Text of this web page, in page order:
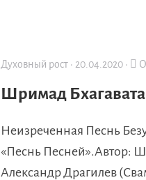
Духовный рост · 20.04.2020 ·
Шримад
Неизреченная Песнь
«Песнь Песней».Автор:
Александр Драгилев